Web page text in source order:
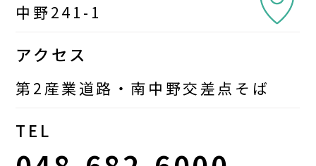
中野241-1
アクセス
第2産業道路・南中野交差点そば
TEL